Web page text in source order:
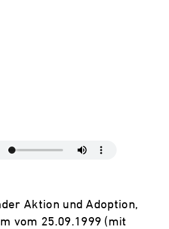
Aktion und Adoption,
vom 25.09.1999 (mit